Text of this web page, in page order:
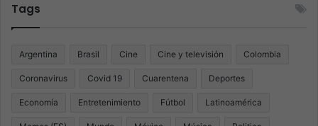
Tags
Argentina Brasil Cine Cine y televisión Colombia
Coronavirus Covid 19 Cuarentena Deportes
Economía Entretenimiento Fútbol Latinoamérica